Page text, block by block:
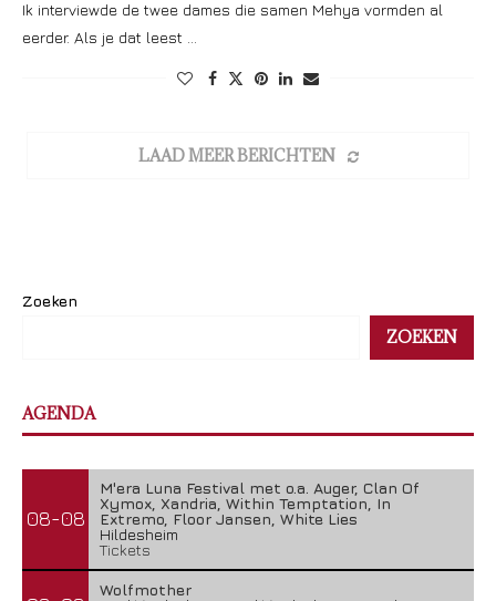
Ik interviewde de twee dames die samen Mehya vormden al
eerder. Als je dat leest …
LAAD MEER BERICHTEN
Zoeken
ZOEKEN
AGENDA
08-08
M'era Luna Festival met o.a. Auger, Clan Of
Xymox, Xandria, Within Temptation, In
Extremo, Floor Jansen, White Lies
Hildesheim
Tickets
Wolfmother